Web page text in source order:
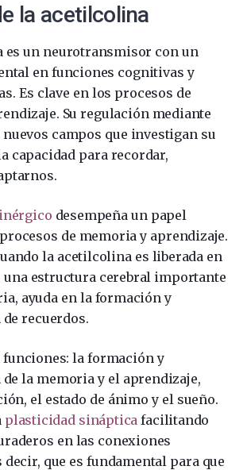
la acetilcolina
es un neurotransmisor con un
en funciones cognitivas y
Es clave en los procesos de
Su regulación mediante
campos que investigan su
capacidad para recordar,
desempeña un papel
de memoria y aprendizaje.
la acetilcolina es liberada en
una estructura cerebral importante
ayuda en la formación y
recuerdos.
funciones: la formación y
la memoria y el aprendizaje,
el estado de ánimo y el sueño.
plasticidad sináptica facilitando
en las conexiones
decir, que es fundamental para que